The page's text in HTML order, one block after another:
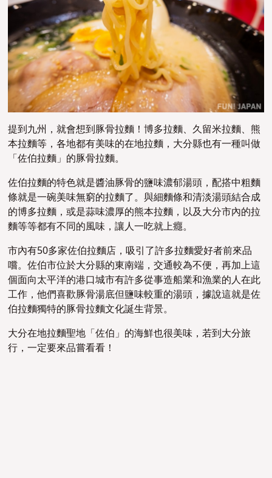
提到九州，就會想到豚骨拉麵！博多拉麵、久留米拉麵、熊
本拉麵等，各地都有美味的在地拉麵，大分縣也有一種叫做
「佐伯拉麵」的豚骨拉麵。
佐伯拉麵的特色就是醬油豚骨的鹽味濃郁湯頭，配搭中粗麵
條就是一碗美味無窮的拉麵了。與細麵條和清淡湯頭結合成
的博多拉麵，或是蒜味濃厚的熊本拉麵，以及大分市內的拉
麵等等都有不同的風味，讓人一吃就上癮。
市內有50多家佐伯拉麵店，吸引了許多拉麵愛好者前來品
嚐。佐伯市位於大分縣的東南端，交通較為不便，再加上這
個面向太平洋的港口城市有許多從事造船業和漁業的人在此
工作，他們喜歡豚骨湯底但鹽味較重的湯頭，據說這就是佐
伯拉麵獨特的豚骨拉麵文化誕生背景。
大分在地拉麵聖地「佐伯」的海鮮也很美味，若到大分旅
行，一定要來品嘗看看！